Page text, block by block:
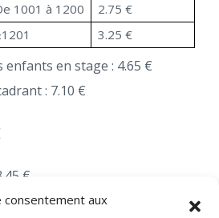
consentement aux
1001 à 1200
2.75 €
3.25 €
enfants en stage : 4.65 €
: 7.10 €
€
: 7.10 €